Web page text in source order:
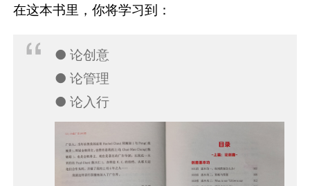
在这本书里，你将学习到：
● 论创意
● 论管理
● 论入行